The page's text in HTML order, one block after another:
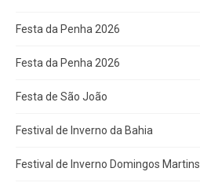
Festa da Penha 2026
Festa da Penha 2026
Festa de São João
Festival de Inverno da Bahia
Festival de Inverno Domingos Martins